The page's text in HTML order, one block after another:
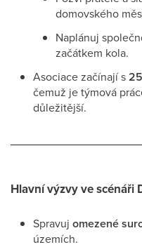
domovského
Naplánuj
začátkem kola.
Asociace začínají s
čemuž je týmová
důležitější.
Hlavní výzvy ve scénáři
Spravuj omezené
územích.